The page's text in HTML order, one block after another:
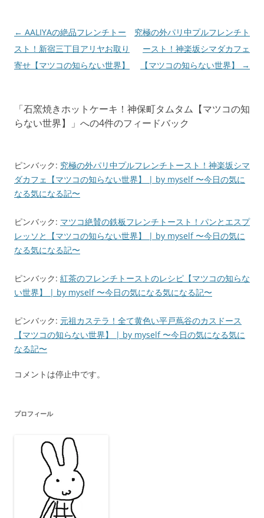
投
稿
ナ
シ
ン
← AALIYAの絶品フレンチトー
スト！新宿三丁目アリヤお取り
寄せ【マツコの知らない世界】
究極の外パリ中プルフレンチト
ースト！神楽坂シマダカフェ
【マツコの知らない世界】
→
「石窯焼きホットケーキ！神保町タムタム【マツコの知
らない世界】
」への4件のフィードバック
ピンバック: 究極の外パリ中プルフレンチトースト！神楽坂シマ
ダカフェ【マツコの知らない世界】 | by myself 〜今日の気に
なる気になる記〜
ピンバック: マツコ絶賛の鉄板フレンチトースト！パンとエスプ
レッソと【マツコの知らない世界】 | by myself 〜今日の気に
なる気になる記〜
ピンバック: 紅茶のフレンチトーストのレシピ【マツコの知らな
い世界】 | by myself 〜今日の気になる気になる記〜
ピンバック: 元祖カステラ！全て黄色い平戸蔦谷のカスドース
【マツコの知らない世界】 | by myself 〜今日の気になる気に
なる記〜
コメントは停止中です。
プロフィール